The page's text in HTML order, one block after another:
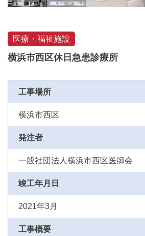
医療・福祉施設
横浜市西区休日急患診療所
工事場所
横浜市西区
発注者
一般社団法人横浜市西区医師会
竣工年月日
2021年3月
工事概要